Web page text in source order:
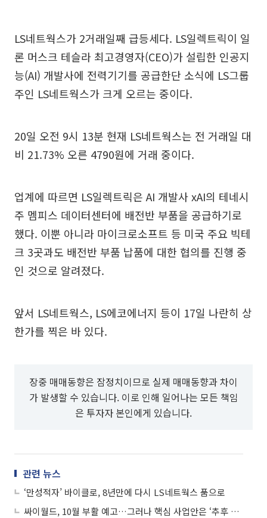
LS네트웍스가 2거래일째 급등세다. LS일렉트릭이 일
론 머스크 테슬라 최고경영자(CEO)가 설립한 인공지
능(AI) 개발사에 전력기기를 공급한단 소식에 LS그룹
주인 LS네트웍스가 크게 오르는 중이다.
20일 오전 9시 13분 현재 LS네트웍스는 전 거래일 대
비 21.73% 오른 4790원에 거래 중이다.
업계에 따르면 LS일렉트릭은 AI 개발사 xAI의 테네시
주 멤피스 데이터센터에 배전반 부품을 공급하기로
했다. 이뿐 아니라 마이크로소프트 등 미국 주요 빅테
크 3곳과도 배전반 부품 납품에 대한 협의를 진행 중
인 것으로 알려졌다.
앞서 LS네트웍스, LS에코에너지 등이 17일 나란히 상
한가를 찍은 바 있다.
장중 매매동향은 잠정치이므로 실제 매매동향과 차이
가 발생할 수 있습니다. 이로 인해 일어나는 모든 책임
은 투자자 본인에게 있습니다.
관련 뉴스
‘만성적자’ 바이클로, 8년만에 다시 LS네트웍스 품으로
싸이월드, 10월 부활 예고…그러나 핵심 사업안은 ‘추후 공개’